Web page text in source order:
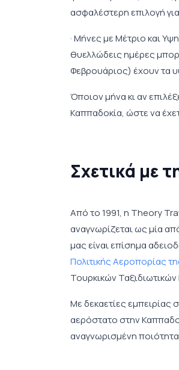
ασφαλέστερη επιλογή
· Μήνες με Μέτριο και
θυελλώδεις ημέρες
Φεβρουάριος) έχουν τα
Όποιον μήνα κι αν
Καππαδοκία, ώστε να
Σχετικά με
Από το 1991, η Theory
αναγνωρίζεται ως μία
μας είναι επίσημα
Πολιτικής Αεροπορίας
Τουρκικών
Με δεκαετίες
αερόστατο στην
αναγνωρισμένη